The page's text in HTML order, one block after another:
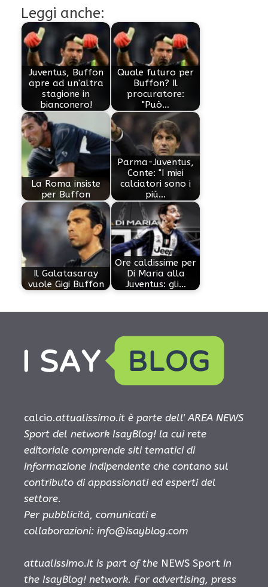
Leggi anche:
Juventus, Buffon
apre ad un'altra
stagione in
bianconero!
Quale futuro per
Buffon? Il
procuratore:
"Può…
La Roma insiste
per Buffon
Parma-Juventus,
Conte: "I miei
calciatori sono i
più…
Il Galatasaray
vuole Gigi Buffon
Ore caldissime per
Di Maria alla
Juventus: gli…
calcio.attualissimo.it è parte dell' AREA NEWS
Sport del network IsayBlog! la cui rete
editoriale comprende siti tematici di
informazione indipendente che contano sul
contributo di appassionati ed esperti del
settore.
Per pubblicità, comunicati e
collaborazioni: info@isayblog.com
attualissimo.it is part of the NEWS Sport in
the IsayBlog! network. For advertising, press